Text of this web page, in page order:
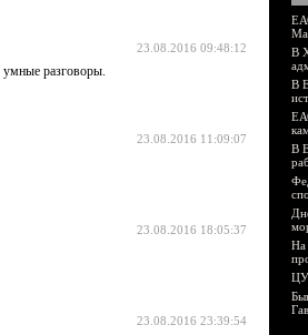
23.08.2016 09:48:12
умные разговоры.
23.08.2016 11:09:07
23.08.2016 18:05:37
23.08.2016 23:39:54
В
В
В
На